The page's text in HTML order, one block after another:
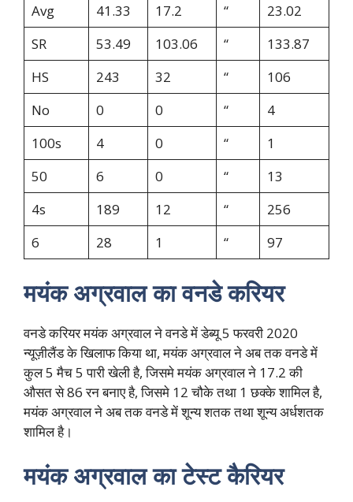
Avg
41.33 17.2 “
23.02
SR
53.49 103.06 “
133.87
HS
243 32 “
106
No
0 0 “
4
100s
4 0 “
1
50
6 0 “
13
4s
189 12 “
256
6
28 1 “ 97
मयंक अग्रवाल का वनडे करियर
वनडे करियर मयंक अग्रवाल ने वनडे में डेब्यू 5 फरवरी 2020
न्यूज़ीलैंड के खिलाफ किया था, मयंक अग्रवाल ने अब तक वनडे में
कुल 5 मैच 5 पारी खेली है, जिसमे मयंक अग्रवाल ने 17.2 की
औसत से 86 रन बनाए है, जिसमे 12 चौके तथा 1 छक्के शामिल है,
मयंक अग्रवाल ने अब तक वनडे में शून्य शतक तथा शून्य अर्धशतक
शामिल है।
मयंक अग्रवाल का टेस्ट कैरियर